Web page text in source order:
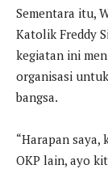
Sementara itu,
Katolik Freddy
kegiatan ini
organisasi
bangsa.
“Harapan
OKP lain, ayo